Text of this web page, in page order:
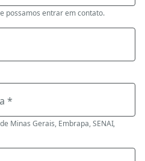
possamos entrar em contato.
*
Minas Gerais, Embrapa, SENAI,